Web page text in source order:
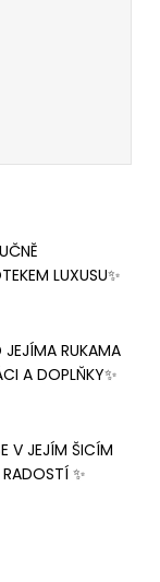
LUXUSU✨
JEJÍMA RUKAMA
A DOPLŇKY✨
V JEJÍM ŠICÍM
✨